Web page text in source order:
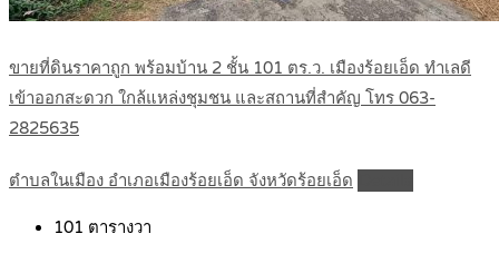
ขายที่ดินราคาถูก พร้อมบ้าน 2 ชั้น 101 ตร.ว. เมืองร้อยเอ็ด ทำเลดี
เข้าออกสะดวก ใกล้แหล่งชุมชน และสถานที่สำคัญ โทร 063-
2825635
ตำบลในเมือง อำเภอเมืองร้อยเอ็ด จังหวัดร้อยเอ็ด
101 ตารางวา